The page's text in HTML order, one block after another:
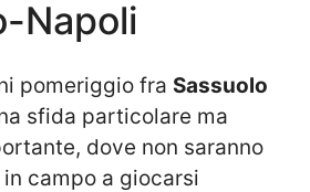
Napoli
pomeriggio fra Sassuolo
sfida particolare ma
dove non saranno
campo a giocarsi